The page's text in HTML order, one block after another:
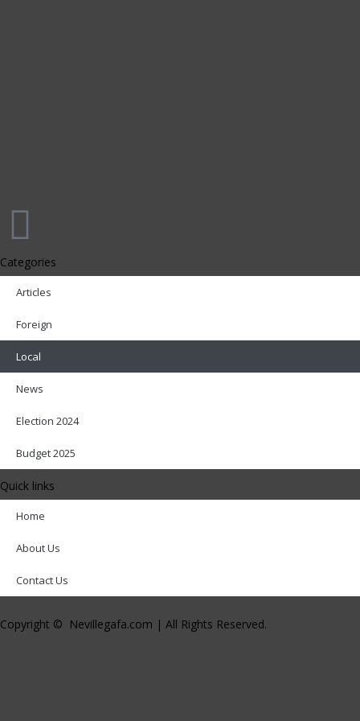
Categories
Articles
Foreign
Local
News
Election 2024
Budget 2025
Quick links
Home
About Us
Contact Us
Copyright © Nevillegafa.com | All Rights Reserved.